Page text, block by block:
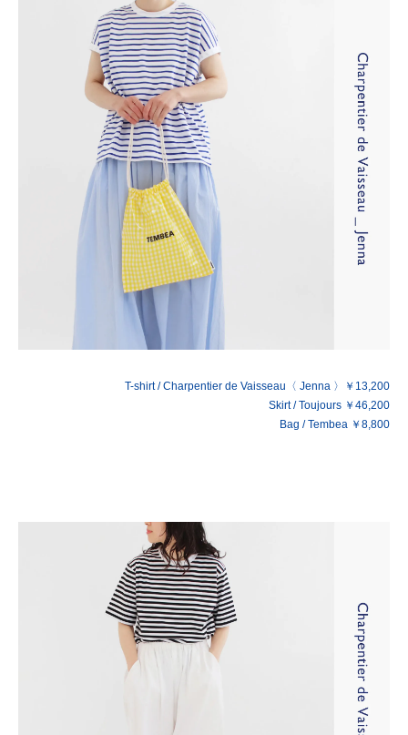
T-shirt / Charpentier de Vaisseau〈 Jenna 〉￥13,200
Skirt / Toujours ￥46,200
Bag / Tembea ￥8,800